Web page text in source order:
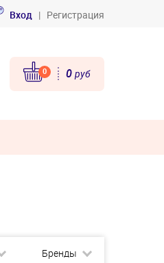
Вход | Регистрация
0 0 руб
Бренды